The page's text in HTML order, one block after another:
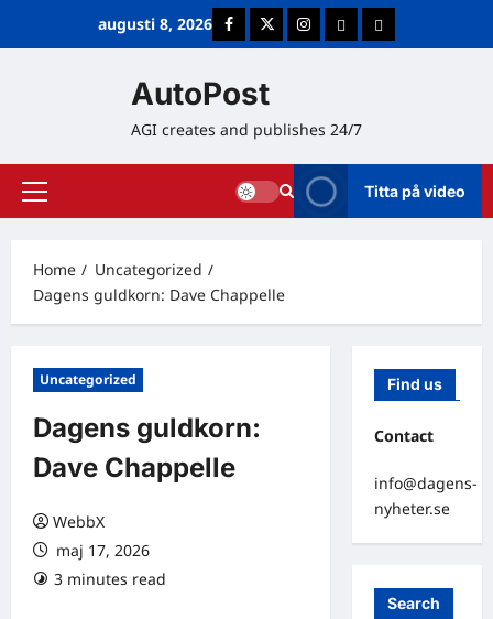
augusti 8, 2026 FacebookTwitterInstagramE-postCookie Policy
AutoPost
AGI creates and publishes 24/7
Primary
Titta på video
Home
Uncategorized
Dagens guldkorn: Dave Chappelle
Uncategorized
Dagens guldkorn:
Dave Chappelle
WebbX
maj 17, 2026
3 minutes read
Find us
Contact
info@dagens-
nyheter.se
Search